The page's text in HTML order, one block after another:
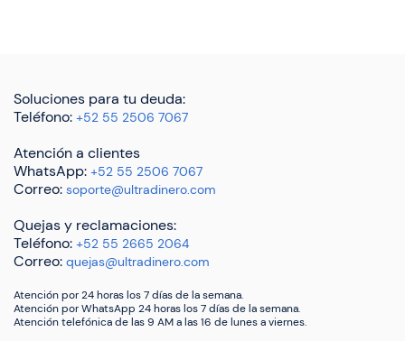
Soluciones para tu deuda:
Teléfono: +52 55 2506 7067
Atención a clientes
WhatsApp: +52 55 2506 7067
Correo: soporte@ultradinero.com
Quejas y reclamaciones:
Teléfono: +52 55 2665 2064
Correo: quejas@ultradinero.com
Atención por 24 horas los 7 días de la semana.
Atención por WhatsApp 24 horas los 7 días de la semana.
Atención telefónica de las 9 AM a las 16 de lunes a viernes.